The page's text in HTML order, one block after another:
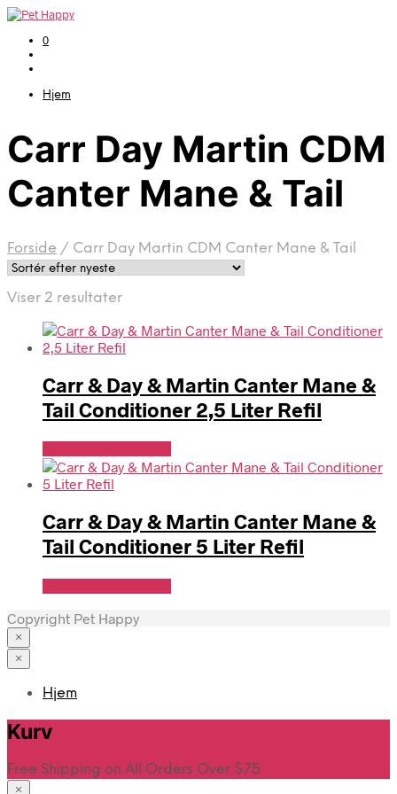
0
Hjem
Carr Day Martin CDM
Canter Mane & Tail
Forside / Carr Day Martin CDM Canter Mane & Tail
Viser 2 resultaterSorteret
seneste
Carr & Day & Martin Canter Mane &
Tail Conditioner 2,5 Liter Refil
Carr & Day & Martin Canter Mane &
Tail Conditioner 5 Liter Refil
Copyright Pet Happy
×
×
Hjem
Kurv
Free Shipping on All Orders Over $75
×